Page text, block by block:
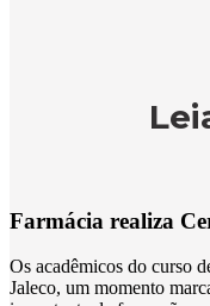
Farmácia realiza
Os acadêmicos do curso
Jaleco, um momento